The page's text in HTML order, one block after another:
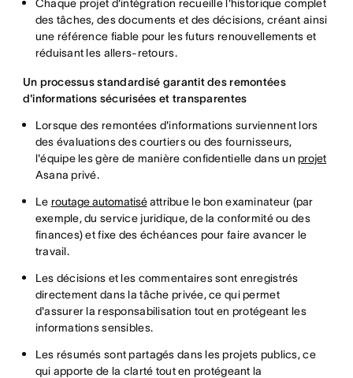
Chaque projet d'intégration recueille l'historique complet
des tâches, des documents et des décisions, créant ainsi
une référence fiable pour les futurs renouvellements et
réduisant les allers-retours.
Un processus standardisé garantit des remontées
d'informations sécurisées et transparentes
Lorsque des remontées d'informations surviennent lors
des évaluations des courtiers ou des fournisseurs,
l'équipe les gère de manière confidentielle dans unprojet
Asana privé.
Le routage automatiséattribue le bon examinateur (par
exemple, du service juridique, de la conformité ou des
finances) et fixe des échéances pour faire avancer le
travail.
Les décisions et les commentaires sont enregistrés
directement dans la tâche privée, ce qui permet
d'assurer la responsabilisation tout en protégeant les
informations sensibles.
Les résumés sont partagés dans les projets publics, ce
qui apporte de la clarté tout en protégeant la